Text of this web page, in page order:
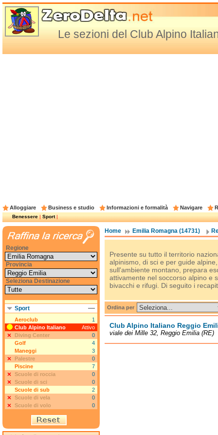
Le sezioni del Club Alpino
Alloggiare Business e studio Informazioni e formalità Navigare
Benessere|Sport|
Home Emilia Romagna (14731)
Presente su tutto il territorio
alpinismo, di sci e per guide
sull'ambiente montano, prepara
attivamente nel soccorso alpino e
bivacchi e rifugi. Di seguito i
Ordina per
Club Alpino Italiano Reggio
viale dei Mille 32, Reggio Emilia (RE)
Regione
Provincia
Seleziona Destinazione
Sport
Aeroclub
1
Club Alpino Italiano
Attivo
Diving Center
0
Golf
4
Maneggi
3
Palestre
0
Piscine
7
Scuole di roccia
0
Scuole di sci
0
Scuole di sub
2
Scuole di vela
0
Scuole di volo
0